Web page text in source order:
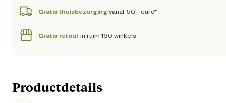
Gratis thuisbezorging vanaf 50,- euro*
Gratis retourin ruim 160 winkels
Productdetails